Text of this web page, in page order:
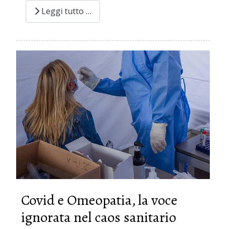
Leggi tutto …
Covid e Omeopatia, la voce
ignorata nel caos sanitario